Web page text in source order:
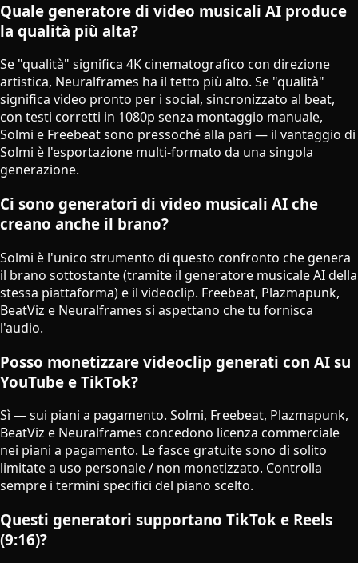
Quale generatore di video musicali AI produce
la qualità più alta?
Se "qualità" significa 4K cinematografico con direzione
artistica, Neuralframes ha il tetto più alto. Se "qualità"
significa video pronto per i social, sincronizzato al beat,
con testi corretti in 1080p senza montaggio manuale,
Solmi e Freebeat sono pressoché alla pari — il vantaggio di
Solmi è l'esportazione multi-formato da una singola
generazione.
Ci sono generatori di video musicali AI che
creano anche il brano?
Solmi è l'unico strumento di questo confronto che genera
il brano sottostante (tramite il generatore musicale AI della
stessa piattaforma) e il videoclip. Freebeat, Plazmapunk,
BeatViz e Neuralframes si aspettano che tu fornisca
l'audio.
Posso monetizzare videoclip generati con AI su
YouTube e TikTok?
Sì — sui piani a pagamento. Solmi, Freebeat, Plazmapunk,
BeatViz e Neuralframes concedono licenza commerciale
nei piani a pagamento. Le fasce gratuite sono di solito
limitate a uso personale / non monetizzato. Controlla
sempre i termini specifici del piano scelto.
Questi generatori supportano TikTok e Reels
(9:16)?